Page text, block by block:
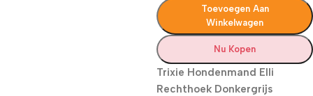
Toevoegen Aan
Winkelwagen
Nu Kopen
Trixie Hondenmand Elli
Rechthoek Donkergrijs